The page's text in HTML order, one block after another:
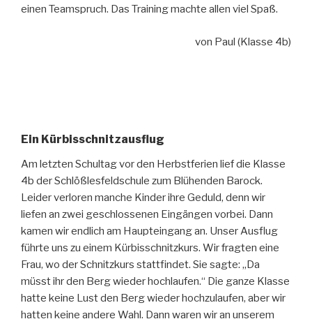
einen Teamspruch. Das Training machte allen viel Spaß.
von Paul (Klasse 4b)
Ein Kürbisschnitzausflug
Am letzten Schultag vor den Herbstferien lief die Klasse
4b der Schlößlesfeldschule zum Blühenden Barock.
Leider verloren manche Kinder ihre Geduld, denn wir
liefen an zwei geschlossenen Eingängen vorbei. Dann
kamen wir endlich am Haupteingang an. Unser Ausflug
führte uns zu einem Kürbisschnitzkurs. Wir fragten eine
Frau, wo der Schnitzkurs stattfindet. Sie sagte: „Da
müsst ihr den Berg wieder hochlaufen.“ Die ganze Klasse
hatte keine Lust den Berg wieder hochzulaufen, aber wir
hatten keine andere Wahl. Dann waren wir an unserem